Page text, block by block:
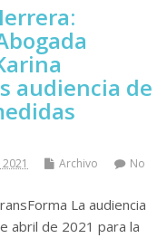
audiencia de
Archivo
No
La audiencia
abril de 2021 para la